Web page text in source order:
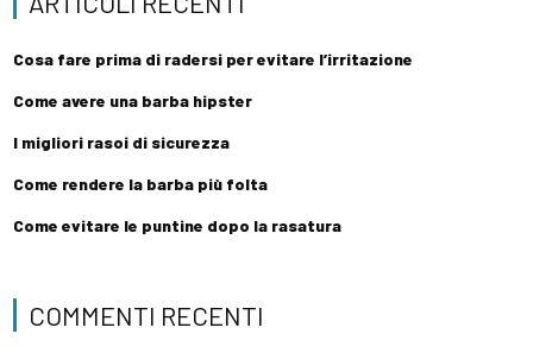
Cosa fare prima di radersi per evitare l’irritazione
Come avere una barba hipster
I migliori rasoi di sicurezza
Come rendere la barba più folta
Come evitare le puntine dopo la rasatura
COMMENTI RECENTI